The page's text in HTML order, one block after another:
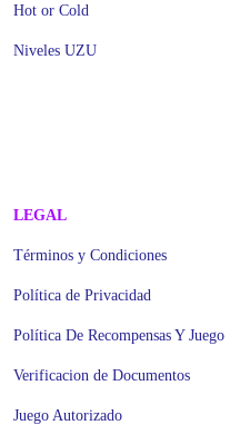
Hot or Cold
Niveles UZU
LEGAL
Términos y Condiciones
Política de Privacidad
Política De Recompensas Y Juego
Verificacion de Documentos
Juego Autorizado